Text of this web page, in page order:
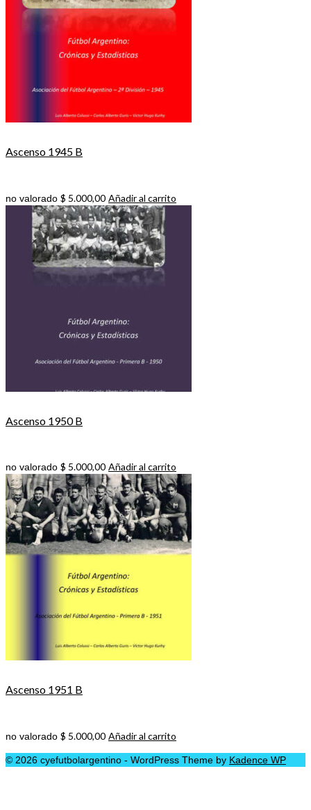
Ascenso 1945 B
no valorado $ 5.000,00 Añadir al carrito
Ascenso 1950 B
no valorado $ 5.000,00 Añadir al carrito
Ascenso 1951 B
no valorado $ 5.000,00 Añadir al carrito
© 2026 cyefutbolargentino - WordPress Theme by Kadence WP